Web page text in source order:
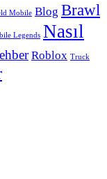
Mobile Blog Brawl
Legends Nasıl
Roblox Truck